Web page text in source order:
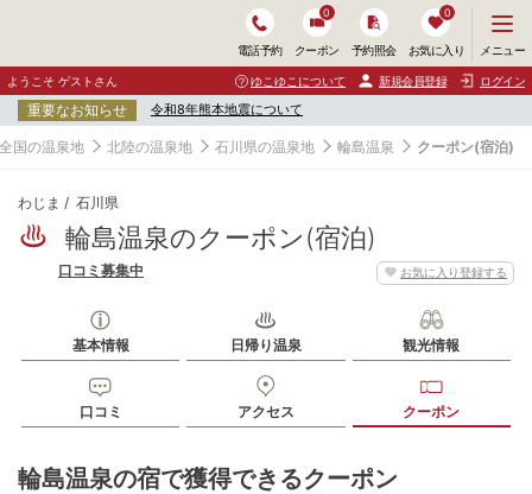
電話予約 クーポン
0
予約照会 お気に入り
0
ニ
ュ
ー
開
く
メニュー
ようこそ ゲストさん ゆこゆこについて 新規会員登録 ログイン
重要なお知らせ 令和8年熊本地震について
全国の温泉地 北陸の温泉地 石川県の温泉地 輪島温泉 クーポン(宿泊)
わじま 石川県
輪島温泉のクーポン(宿泊)
お気に入り登録する
口コミ募集中
基本情報 日帰り温泉 観光情報
口コミ アクセス クーポン
輪島温泉の宿で獲得できるクーポン